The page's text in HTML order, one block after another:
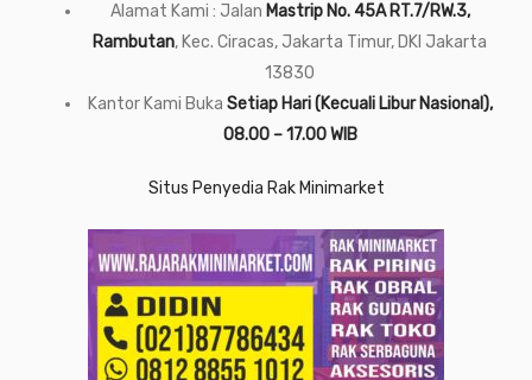
Alamat Kami : Jalan Mastrip No. 45A RT.7/RW.3,
Rambutan, Kec. Ciracas, Jakarta Timur, DKI Jakarta
13830
Kantor Kami Buka Setiap Hari (Kecuali Libur Nasional),
08.00 – 17.00 WIB
Situs Penyedia Rak Minimarket